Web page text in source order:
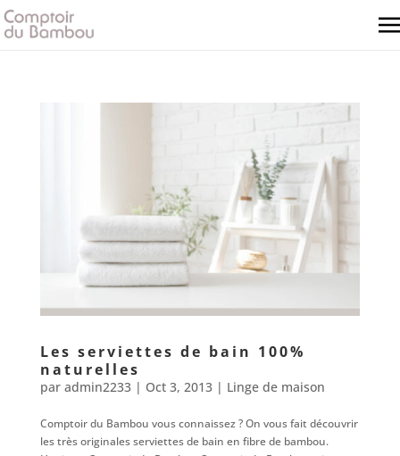
Les serviettes de bain 100%
naturelles
par admin2233| Oct 3, 2013| Linge de maison
Comptoir du Bambou vous connaissez ? On vous fait découvrir
les très originales serviettes de bain en fibre de bambou.